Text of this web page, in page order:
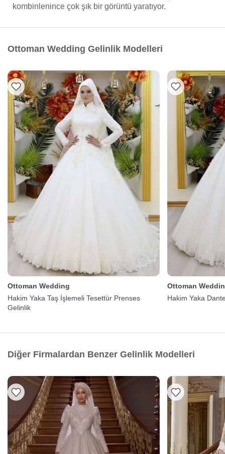
kombinlenince çok şık bir görüntü yaratıyor.
Ottoman Wedding Gelinlik Modelleri
Ottoman Wedding
Hakim Yaka Taş İşlemeli Tesettür Prenses
Gelinlik
Ottoman
Hakim Yaka
Diğer Firmalardan Benzer Gelinlik Modelleri